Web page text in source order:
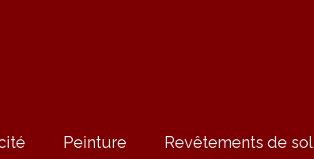
Peinture Revêtements de sol